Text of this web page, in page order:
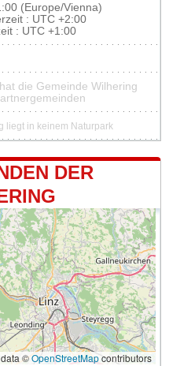
(Europe/Vienna)
: UTC +2:00
: UTC +1:00
die Gemeinde Wilhering
liegt in keinem Naturpark
DER
©OpenStreetMapcontributors